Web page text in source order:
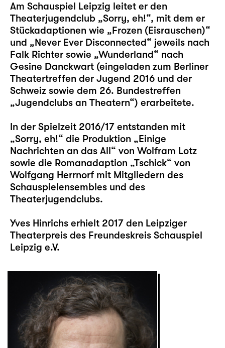
Am Schauspiel Leipzig leitet er den
Theaterjugendclub „Sorry, eh!“, mit dem er
Stückadaptionen wie „Frozen (Eisrauschen)“
und „Never Ever Disconnected“ jeweils nach
Falk Richter sowie „Wunderland“ nach
Gesine Danckwart (eingeladen zum Berliner
Theatertreffen der Jugend 2016 und der
Schweiz sowie dem 26. Bundestreffen
„Jugendclubs an Theatern“) erarbeitete.
In der Spielzeit 2016/17 entstanden mit
„Sorry, eh!“ die Produktion „Einige
Nachrichten an das All“ von Wolfram Lotz
sowie die Romanadaption „Tschick“ von
Wolfgang Herrnorf mit Mitgliedern des
Schauspielensembles und des
Theaterjugendclubs.
Yves Hinrichs erhielt 2017 den Leipziger
Theaterpreis des Freundeskreis Schauspiel
Leipzig e.V.